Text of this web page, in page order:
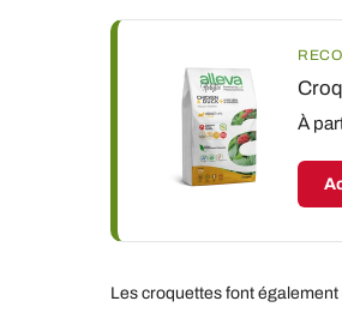
À
Les croquettes font également